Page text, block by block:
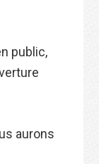
public,
aurons